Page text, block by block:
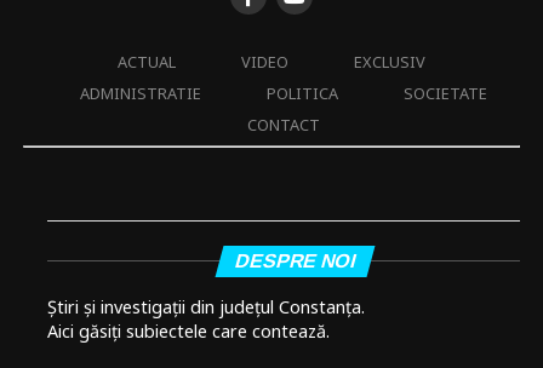
ACTUAL VIDEO
EXCLUSIV
ADMINISTRATIE
POLITICA
SOCIETATE
CONTACT
DESPRE NOI
Știri și investigații din județul Constanța.
Aici găsiți subiectele care contează.